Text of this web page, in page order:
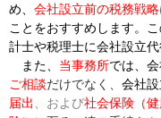
め、 会社設立前の税務戦略
ことをおすすめします。
計士や税理士に会社設立
また、 当事務所では、
ご相談だけでなく、 会社設
届出
、および社会保険（